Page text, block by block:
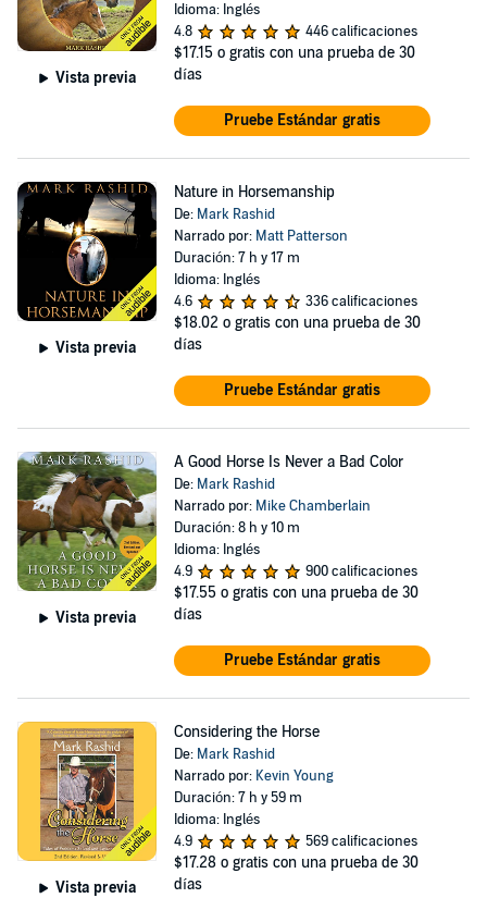
Vista previa
Idioma: Inglés
4.8
446 calificaciones
$17.15 o gratis con una prueba de 30
días
Pruebe Estándar gratis
Vista previa
Nature in Horsemanship
De: Mark Rashid
Narrado por: Matt Patterson
Duración: 7 h y 17 m
Idioma: Inglés
4.6
336 calificaciones
$18.02 o gratis con una prueba de 30
días
Pruebe Estándar gratis
Vista previa
A Good Horse Is Never a Bad Color
De: Mark Rashid
Narrado por: Mike Chamberlain
Duración: 8 h y 10 m
Idioma: Inglés
4.9
900 calificaciones
$17.55 o gratis con una prueba de 30
días
Pruebe Estándar gratis
Vista previa
Considering the Horse
De: Mark Rashid
Narrado por: Kevin Young
Duración: 7 h y 59 m
Idioma: Inglés
4.9
569 calificaciones
$17.28 o gratis con una prueba de 30
días